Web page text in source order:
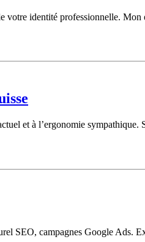
identité professionnelle.
et à l’ergonomie
SEO, campagnes Google Ads.